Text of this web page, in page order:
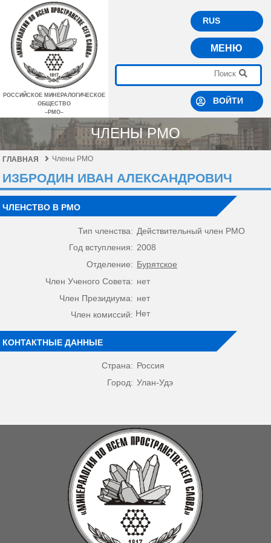
РОССИЙСКОЕ МИНЕРАЛОГИЧЕСКОЕ
ОБЩЕСТВО
–РМО–
RUS
МЕНЮ
ВОЙТИ
ЧЛЕНЫ РМО
ГЛАВНАЯ Члены РМО
ИЗБРОДИН ИВАН АЛЕКСАНДРОВИЧ
ЧЛЕНСТВО В РМО
Тип членства: Действительный член РМО
Год вступления: 2008
Отделение: Бурятское
Член Ученого Совета: нет
Член Президиума: нет
Член комиссий: Нет
КОНТАКТНЫЕ ДАННЫЕ
Страна: Россия
Город: Улан-Удэ